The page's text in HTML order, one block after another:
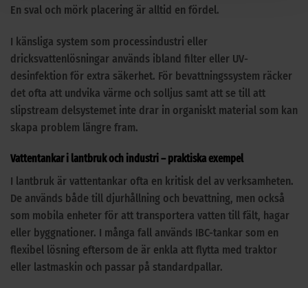
En sval och mörk placering är alltid en fördel.
I känsliga system som processindustri eller
dricksvattenlösningar används ibland filter eller UV-
desinfektion för extra säkerhet. För bevattningssystem räcker
det ofta att undvika värme och solljus samt att se till att
slipstream delsystemet inte drar in organiskt material som kan
skapa problem längre fram.
Vattentankar i lantbruk och industri – praktiska exempel
I lantbruk är vattentankar ofta en kritisk del av verksamheten.
De används både till djurhållning och bevattning, men också
som mobila enheter för att transportera vatten till fält, hagar
eller byggnationer. I många fall används IBC-tankar som en
flexibel lösning eftersom de är enkla att flytta med traktor
eller lastmaskin och passar på standardpallar.